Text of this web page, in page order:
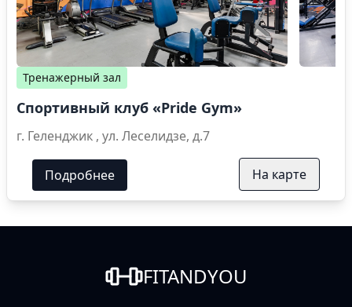
Тренажерный зал
Спортивный клуб «Pride Gym»
г. Геленджик , ул. Леселидзе, д.7
Подробнее На карте
FITANDYOU